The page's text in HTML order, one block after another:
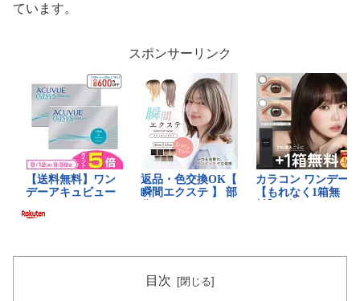
ています。
スポンサーリンク
目次